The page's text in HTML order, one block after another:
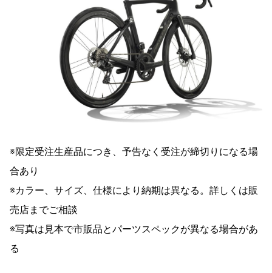
※限定受注生産品につき、予告なく受注が締切りになる場
合あり
※カラー、サイズ、仕様により納期は異なる。詳しくは販
売店までご相談
※写真は見本で市販品とパーツスペックが異なる場合があ
る